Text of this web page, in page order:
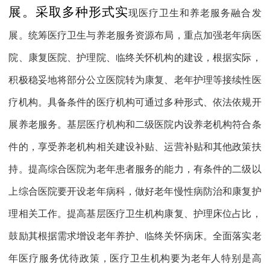
展。 采取多种形式实现医疗卫生和养老服务融合发
展。统筹医疗卫生与养老服务资源布局，重点加强老年病医
院、康复医院、护理院、临终关怀机构的建设，根据实际，
积极稳妥地将部分公立医院转为康复、老年护理等接续性医
疗机构。具备条件的医疗机构可通过多种形式、依法依规开
展养老服务。基层医疗机构和二级医院内设养老机构符合条
件的，享受养老机构相关建设补贴、运营补贴和其他政策扶
持。提高综合医院为老年患者服务的能力，有条件的二级以
上综合医院要开设老年病科，做好老年慢性病防治和康复护
理相关工作。提高基层医疗卫生机构康复、护理床位占比，
鼓励其根据需求增设老年养护、临终关怀病床。全面落实老
年医疗服务优待政策，医疗卫生机构要为老年人特别是高